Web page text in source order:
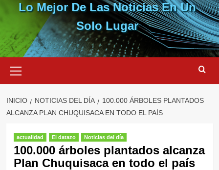
Lo Mejor De Las Noticias En Un
Solo Lugar
primario
INICIO NOTICIAS DEL DÍA
100.000 ÁRBOLES PLANTADOS
ALCANZA PLAN CHUQUISACA EN TODO EL PAÍS
actualidad El datazo Noticias del día
100.000 árboles plantados alcanza
Plan Chuquisaca en todo el país